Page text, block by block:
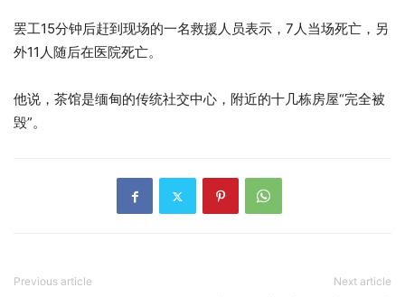
罢工15分钟后赶到现场的一名救援人员表示，7人当场死亡，另
外11人随后在医院死亡。
他说，茶馆是缅甸的传统社交中心，附近的十几栋房屋“完全被
毁”。
Previous article Next article